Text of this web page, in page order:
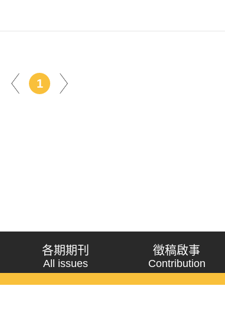
1
各期期刊
All issues
徵稿啟事
Contribution